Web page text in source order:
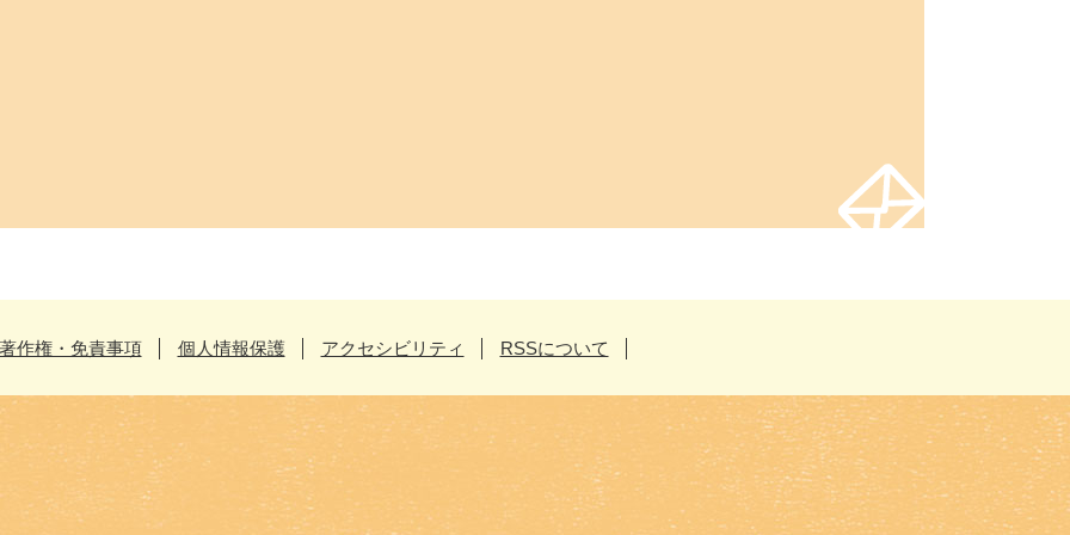
作権・免責事項 個人情報保護 アクセシビリティ RSSについて